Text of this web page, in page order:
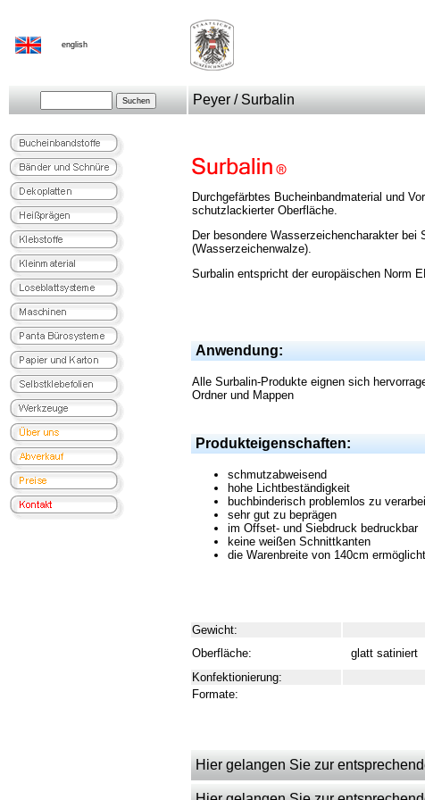
english
Peyer / Surbalin
Durchgefärbtes Bucheinbandmaterial und
schutzlackierter Oberfläche.
Der besondere Wasserzeichencharakter
(Wasserzeichenwalze).
Surbalin entspricht der europäischen Norm
Anwendung:
Alle Surbalin-Produkte eignen sich
Ordner und Mappen
Produkteigenschaften:
schmutzabweisend
hohe Lichtbeständigkeit
buchbinderisch problemlos zu
sehr gut zu beprägen
im Offset- und Siebdruck bedruckbar
keine weißen Schnittkanten
die Warenbreite von 140cm
Gewicht:
Oberfläche:
glatt satiniert
Konfektionierung:
Formate:
Hier gelangen Sie zur